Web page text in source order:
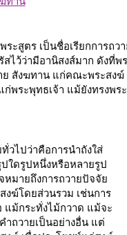
ะสูตร เป็นชื่อเรียกการถว
ไว้ว่ามีอานิสงส์มาก ดังที่พ
ย สังฆทาน แก่คณะพระสงฆ์
ก่พระพุทธเจ้า แม้ยังทรงพร
วไปว่าคือการนำถังใส่
ใดรูปหนึ่งหรือหลายรูป
หมายถึงการถวายปัจจั
ฆ์โดยส่วนรวม เช่นการ
แม้กระทั่งไม้กวาด แม้จะ
ำถวายเป็นอย่างอื่น แต่